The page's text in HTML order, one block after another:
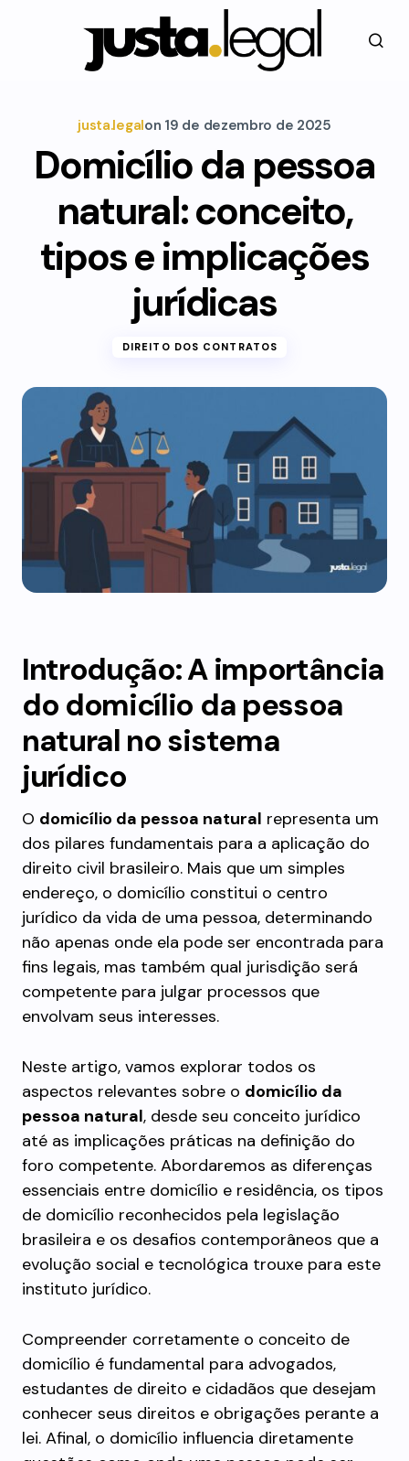
justa.legalon 19 de dezembro de 2025
Domicílio da pessoa
natural: conceito,
tipos e implicações
jurídicas
DIREITO DOS CONTRATOS
Introdução: A importância
do domicílio da pessoa
natural no sistema
jurídico
O domicílio da pessoa natural representa um
dos pilares fundamentais para a aplicação do
direito civil brasileiro. Mais que um simples
endereço, o domicílio constitui o centro
jurídico da vida de uma pessoa, determinando
não apenas onde ela pode ser encontrada para
fins legais, mas também qual jurisdição será
competente para julgar processos que
envolvam seus interesses.
Neste artigo, vamos explorar todos os
aspectos relevantes sobre o domicílio da
pessoa natural, desde seu conceito jurídico
até as implicações práticas na definição do
foro competente. Abordaremos as diferenças
essenciais entre domicílio e residência, os tipos
de domicílio reconhecidos pela legislação
brasileira e os desafios contemporâneos que a
evolução social e tecnológica trouxe para este
instituto jurídico.
Compreender corretamente o conceito de
domicílio é fundamental para advogados,
estudantes de direito e cidadãos que desejam
conhecer seus direitos e obrigações perante a
lei. Afinal, o domicílio influencia diretamente